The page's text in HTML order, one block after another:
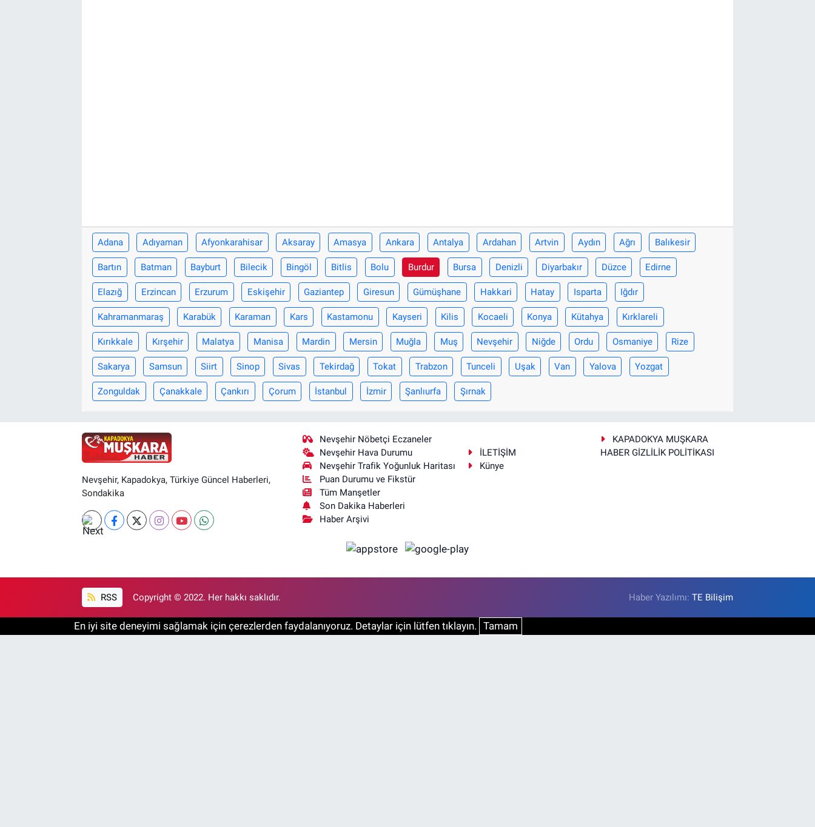
Adana Adıyaman Afyonkarahisar Aksaray Amasya Ankara Antalya Ardahan Artvin Aydın Ağrı Balıkesir
Bartın Batman Bayburt Bilecik Bingöl Bitlis Bolu Burdur Bursa Denizli Diyarbakır Düzce Edirne
Elazığ Erzincan Erzurum Eskişehir Gaziantep Giresun Gümüşhane Hakkari Hatay Isparta Iğdır
Kahramanmaraş Karabük Karaman Kars Kastamonu Kayseri Kilis Kocaeli Konya Kütahya Kırklareli
Kırıkkale Kırşehir Malatya Manisa Mardin Mersin Muğla Muş Nevşehir Niğde Ordu Osmaniye Rize
Sakarya Samsun Siirt Sinop Sivas Tekirdağ Tokat Trabzon Tunceli Uşak Van Yalova Yozgat
Zonguldak Çanakkale Çankırı Çorum İstanbul İzmir Şanlıurfa Şırnak
Nevşehir, Kapadokya, Türkiye Güncel Haberleri,
Sondakika
Nevşehir Nöbetçi Eczaneler
Nevşehir Hava Durumu
Nevşehir Trafik Yoğunluk Haritası
Puan Durumu ve Fikstür
Tüm Manşetler
Son Dakika Haberleri
Haber Arşivi
İLETİŞİM
KAPADOKYA MUŞKARA
HABER GİZLİLİK POLİTİKASI
Künye
RSS Copyright © 2022. Her hakkı saklıdır. Haber Yazılımı:TE Bilişim
En iyi site deneyimi sağlamak için çerezlerden faydalanıyoruz. Detaylar için lütfen tıklayın. Tamam